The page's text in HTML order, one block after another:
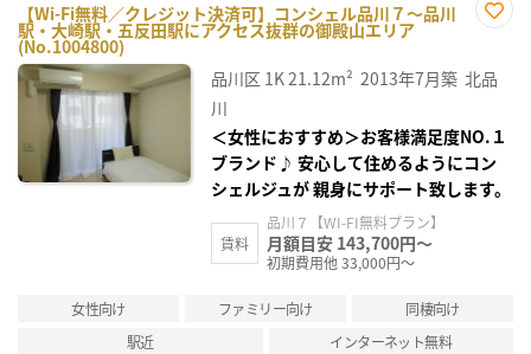
【Wi-Fi無料／クレジット決済可】コンシェル品川７～品川
駅・大崎駅・五反田駅にアクセス抜群の御殿山エリア
(No.1004800)
り登
録
品川区 1K21.12m² 2013年7月築 北品
川
＜女性におすすめ＞お客様満足度NO.１
ブランド♪ 安心して住めるようにコン
シェルジュが 親身にサポート致します。
賃料
品川７【WI-FI無料プラン】
月額目安 143,700円～
初期費用他 33,000円～
女性向け ファミリー向け
同棲向け
駅近
インターネット無料